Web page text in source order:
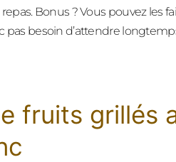
Bonus ? Vous pouvez les
pas besoin d’attendre
fruits grillés